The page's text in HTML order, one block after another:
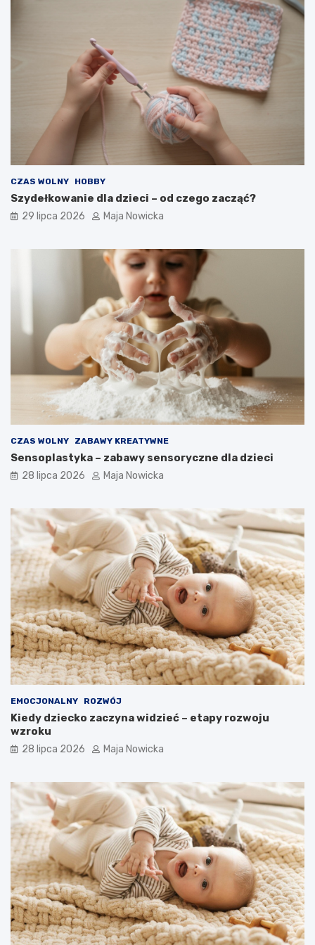
CZAS WOLNY HOBBY
Szydełkowanie dla dzieci – od czego zacząć?
29 lipca 2026 Maja Nowicka
CZAS WOLNY ZABAWY KREATYWNE
Sensoplastyka – zabawy sensoryczne dla dzieci
28 lipca 2026 Maja Nowicka
EMOCJONALNY ROZWÓJ
Kiedy dziecko zaczyna widzieć – etapy rozwoju
wzroku
28 lipca 2026 Maja Nowicka